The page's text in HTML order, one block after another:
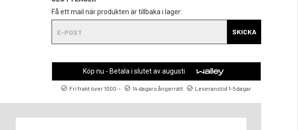
Få ett mail när produkten är tillbaka i lager:
SKICKA
Köp nu - Betala i slutet av augusti
Fri frakt över 1000:- 14 dagars ångerrätt Leveranstid 1-5dagar